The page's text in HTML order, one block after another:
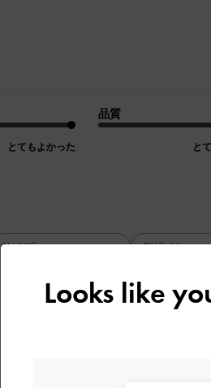
とてもよかった
品質
と
サイズ デザイン
Looks like